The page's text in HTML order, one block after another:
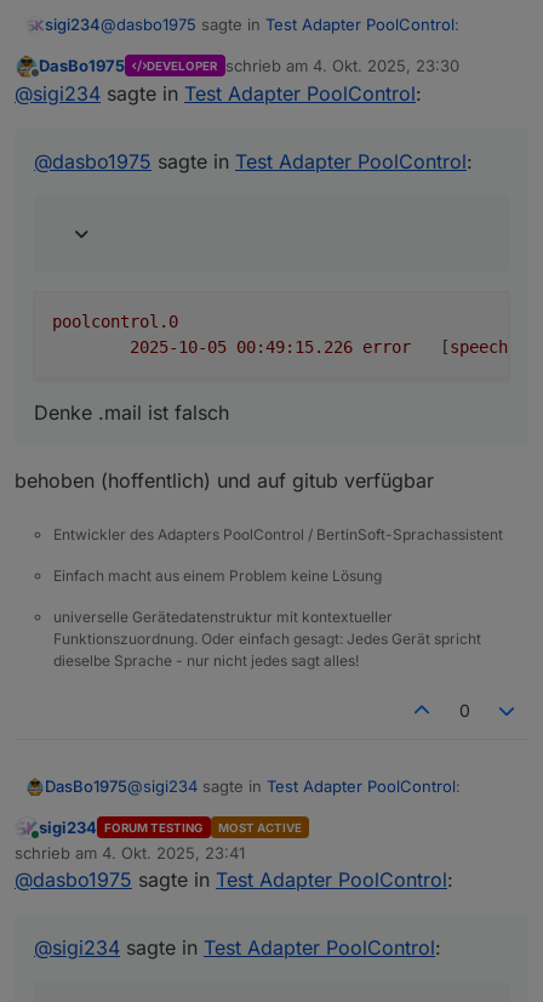
sigi234@dasbo1975 sagte in Test Adapter PoolControl:
eine Existenzprüfung des E-Mail-Adapters vor
Denke .mail ist falsch
Offline
DasBo1975 DEVELOPER schrieb am 4. Okt. 2025, 23:30
zuletzt editiert von
@sigi234 sagte in Test Adapter PoolControl:
@dasbo1975 sagte in Test Adapter PoolControl:
poolcontrol.0
error
	[
Denke .mail ist falsch
behoben (hoffentlich) und auf gitub verfügbar
Entwickler des Adapters PoolControl / BertinSoft-Sprachassistent
Einfach macht aus einem Problem keine Lösung
universelle Gerätedatenstruktur mit kontextueller
Funktionszuordnung. Oder einfach gesagt: Jedes Gerät spricht
dieselbe Sprache - nur nicht jedes sagt alles!
0
DasBo1975@sigi234 sagte in Test Adapter PoolControl:
@dasbo1975sagte in
PoolControl:
eine Existenzprüfung des E-Mail-
Adapters vor dem Versand,
behoben (hoffentlich) und auf gitub verfügbar
Online
sigi234 FORUM TESTING MOST ACTIVE
schrieb am 4. Okt. 2025, 23:41
zuletzt editiert von
@dasbo1975 sagte in Test Adapter PoolControl:
@sigi234 sagte in Test Adapter PoolControl: